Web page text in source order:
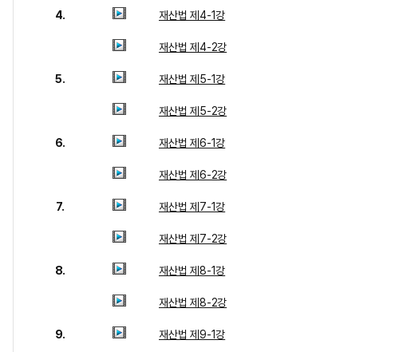
4. 재산법 제4-1강
재산법 제4-2강
5. 재산법 제5-1강
재산법 제5-2강
6. 재산법 제6-1강
재산법 제6-2강
7. 재산법 제7-1강
재산법 제7-2강
8. 재산법 제8-1강
재산법 제8-2강
9. 재산법 제9-1강